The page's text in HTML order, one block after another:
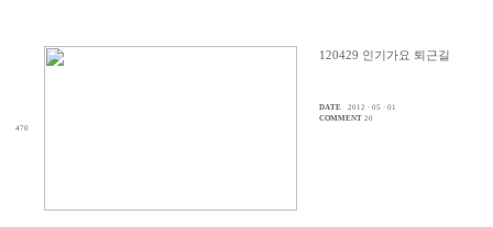
470
120429 인기가요 퇴근길
DATE
2012 · 05 · 01
COMMENT 20